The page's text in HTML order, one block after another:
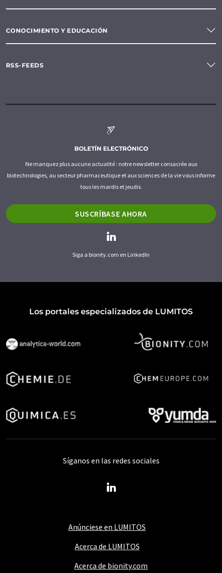
CONOCIMIENTO Y EDUCACIÓN
RSS-FEEDS
BOLETÍN ELECTRÓNICO
Ne manquez plus aucune actualité : notre newsletter consacrée aux
biotechnologies, au secteur pharmaceutique et aux sciences de la vie vous informe
tous les mardis et jeudis.
SUSCRÍBASE AHORA
Siga a bionity.com en LinkedIn
Los portales especializados de LUMITOS
Anúnciese en LUMITOS
Acerca de LUMITOS
Acerca de bionity.com
Síganos en las redes sociales